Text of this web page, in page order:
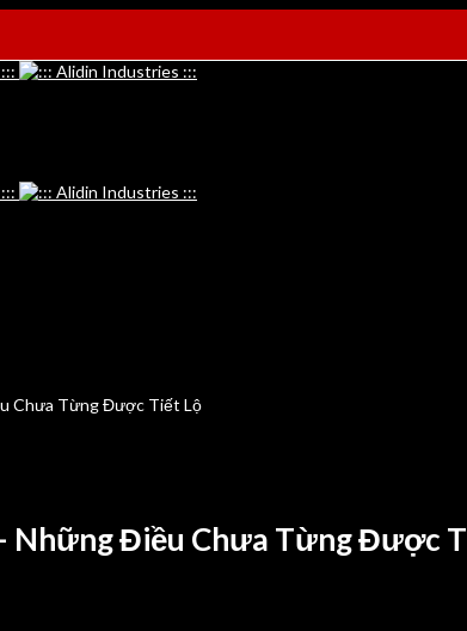
Chưa Từng Được Tiết Lộ
Những Điều Chưa Từng Được